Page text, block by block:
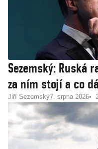
Sezemský: Ruská
za ním stojí a co
Jiří Sezemský7. srpna 2026